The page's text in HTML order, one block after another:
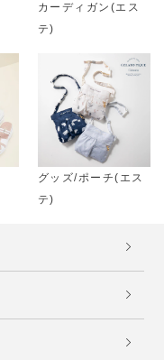
カーディガン(エス
テ)
グッズ/ポーチ(エス
テ)